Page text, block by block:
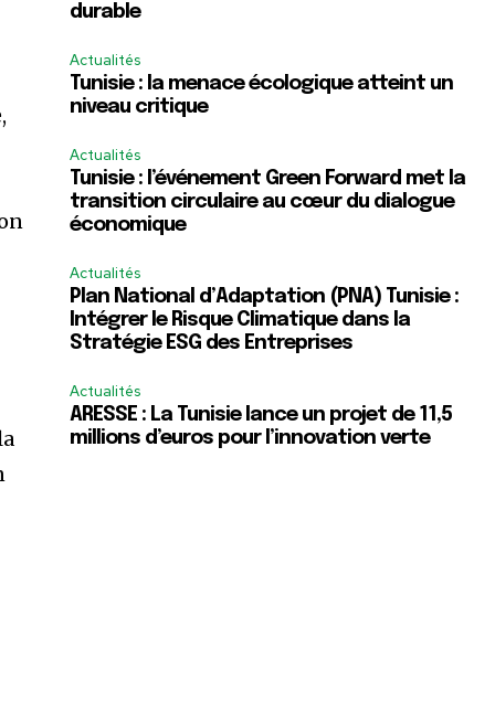
durable
Actualités
Tunisie : la menace écologique atteint un
niveau critique
Actualités
Tunisie : l’événement Green Forward met la
transition circulaire au cœur du dialogue
économique
Actualités
Plan National d’Adaptation (PNA) Tunisie :
Intégrer le Risque Climatique dans la
Stratégie ESG des Entreprises
Actualités
ARESSE : La Tunisie lance un projet de 11,5
millions d’euros pour l’innovation verte